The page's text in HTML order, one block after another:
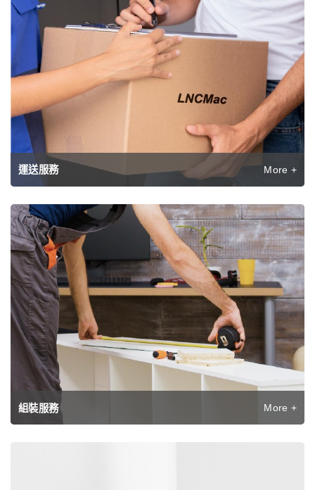
運送服務 More +
組裝服務 More +